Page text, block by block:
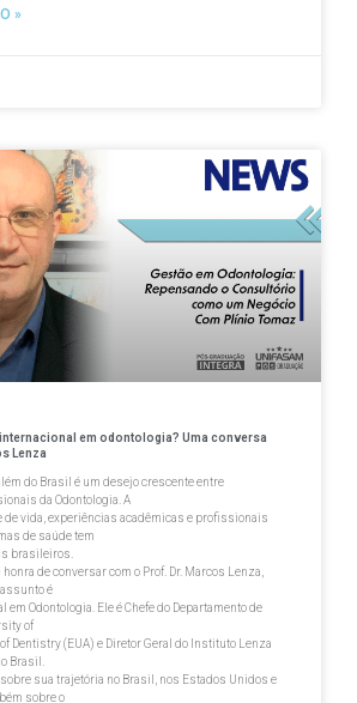
»
em odontologia? Uma conversa
Lenza
do Brasil é um desejo crescente entre
da Odontologia. A
de vida, experiências acadêmicas e profissionais
de saúde tem
brasileiros.
de conversar com o Prof. Dr. Marcos Lenza,
é
Odontologia. Ele é Chefe do Departamento de
of
Dentistry (EUA) e Diretor Geral do Instituto Lenza
Brasil.
sua trajetória no Brasil, nos Estados Unidos e
sobre o